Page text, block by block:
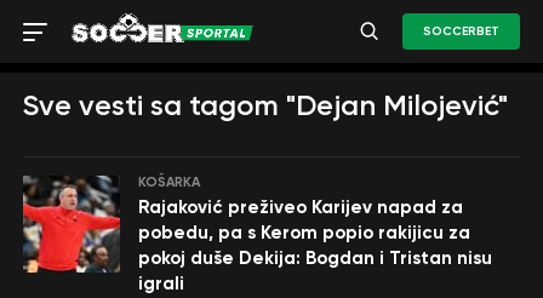
SOCCERBET
Sve vesti sa tagom "Dejan Milojević"
KOŠARKA
Rajaković preživeo Karijev napad za
pobedu, pa s Kerom popio rakijicu za
pokoj duše Dekija: Bogdan i Tristan nisu
igrali